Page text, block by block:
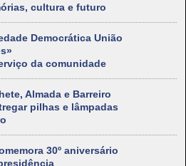
cultura e futuro
Democrática União
da comunidade
Almada e Barreiro
pilhas e lâmpadas
30º aniversário